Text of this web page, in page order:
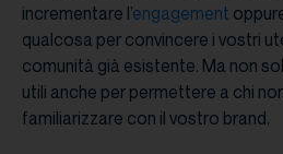
incrementare l’engagement
qualcosa per convincere i vostri
comunità già esistente. Ma non
utili anche per permettere a chi
familiarizzare con il vostro brand.